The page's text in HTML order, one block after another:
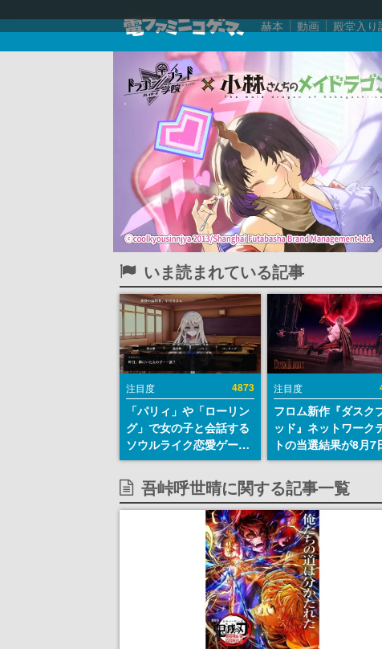
赫本 動画 殿堂入り
いま読まれている記事
注目度 4873
「パリィ」や「ローリン
グ」で女の子と会話する
ソウルライク恋愛ゲーム
『小早川さんはソウルラ
イク』無料公開。返事に
失敗すると「YOU
DIED」
注目度
フロム新作『ダスク
ッド』ネットワーク
トの当選結果が8月7
時に発表。応募サイ
マイページから確認可
能、テスト実施は8月
日～24日
吾峠呼世晴に関する記事一覧